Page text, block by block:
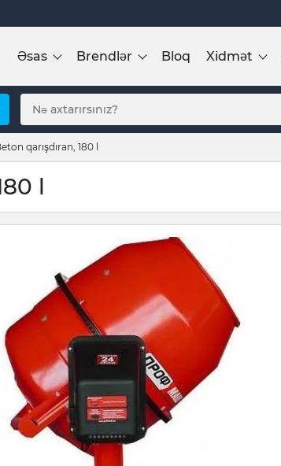
Əsas Brendlər Bloq Xidmət
qarışdıran, 180 l
l